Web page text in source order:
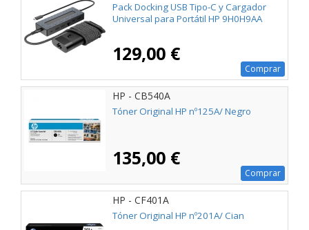
Pack Docking USB Tipo-C y Cargador
Universal para Portátil HP 9H0H9AA
129,00 €
Comprar
HP - CB540A
Tóner Original HP nº125A/ Negro
135,00 €
Comprar
HP - CF401A
Tóner Original HP nº201A/ Cian